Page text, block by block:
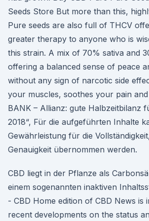
Seeds Store But more than this,
Pure seeds are also full of THCV
greater therapy to anyone who is
this strain. A mix of 70% sativa and
offering a balanced sense of peace
without any sign of narcotic side
your muscles, soothes your pain
BANK – Allianz: gute Halbzeitbilanz
2018“, Für die aufgeführten Inhalte
Gewährleistung für die
Genauigkeit übernommen werden.
CBD liegt in der Pflanze als
einem sogenannten inaktiven
- CBD Home edition of CBD News is
recent developments on the status